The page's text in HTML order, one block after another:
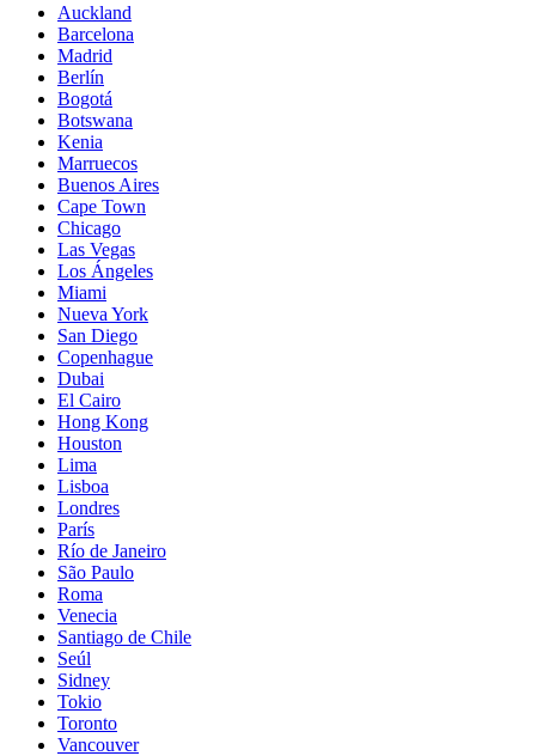
Auckland
Barcelona
Madrid
Berlín
Bogotá
Botswana
Kenia
Marruecos
Buenos Aires
Cape Town
Chicago
Las Vegas
Los Ángeles
Miami
Nueva York
San Diego
Copenhague
Dubai
El Cairo
Hong Kong
Houston
Lima
Lisboa
Londres
París
Río de Janeiro
São Paulo
Roma
Venecia
Santiago de Chile
Seúl
Sidney
Tokio
Toronto
Vancouver